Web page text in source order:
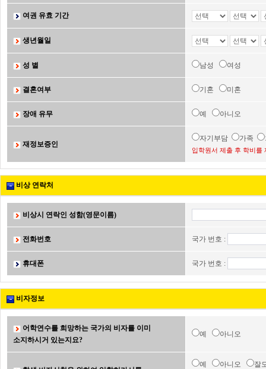
여권 유효 기간
생년월일
성 별 남성 여성
결혼여부 기혼 미혼
장애 유무 예 아니오
재정보증인
자기부담 가족
입학원서 제출 후 학비를
비상 연락처
비상시 연락인 성함(영문이름)
전화번호 국가 번호 :
휴대폰 국가 번호 :
비자정보
어학연수를 희망하는 국가의 비자를 이미
소지하시거 있는지요?
예 아니오
예 아니오 잘